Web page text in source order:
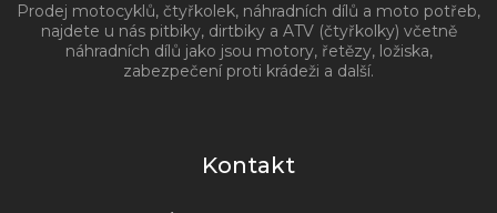
Prodej motocyklů, čtyřkolek, náhradních dílů a moto potřeb,
najdete u nás pitbiky, dirtbiky a ATV (čtyřkolky) včetně
náhradních dílů jako jsou motory, řetězy, ložiska,
zabezpečení proti krádeži a další.
Kontakt